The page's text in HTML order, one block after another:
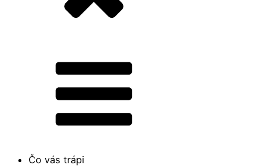
Čo vás trápi